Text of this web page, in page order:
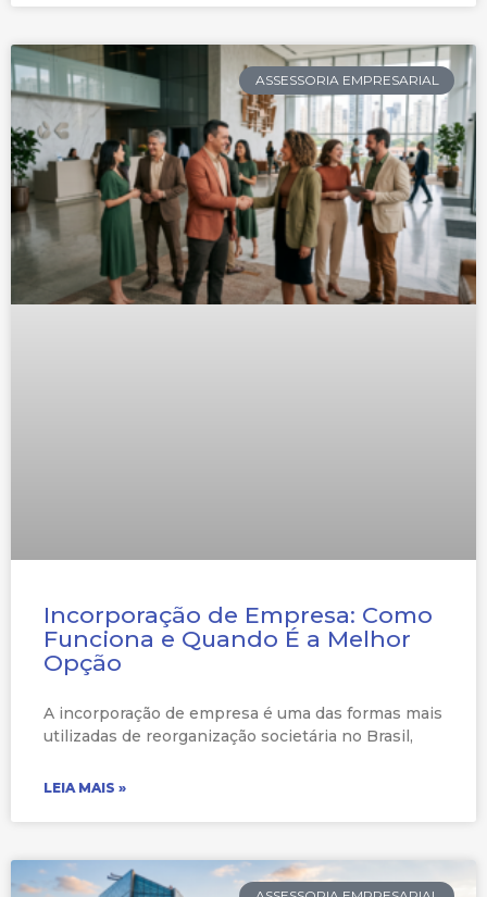
ASSESSORIA EMPRESARIAL
Incorporação de Empresa: Como
Funciona e Quando É a Melhor
Opção
A incorporação de empresa é uma das formas mais
utilizadas de reorganização societária no Brasil,
LEIA MAIS »